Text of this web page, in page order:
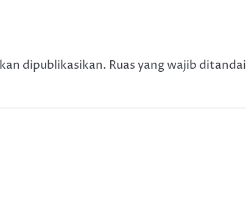
dipublikasikan. Ruas yang wajib ditandai